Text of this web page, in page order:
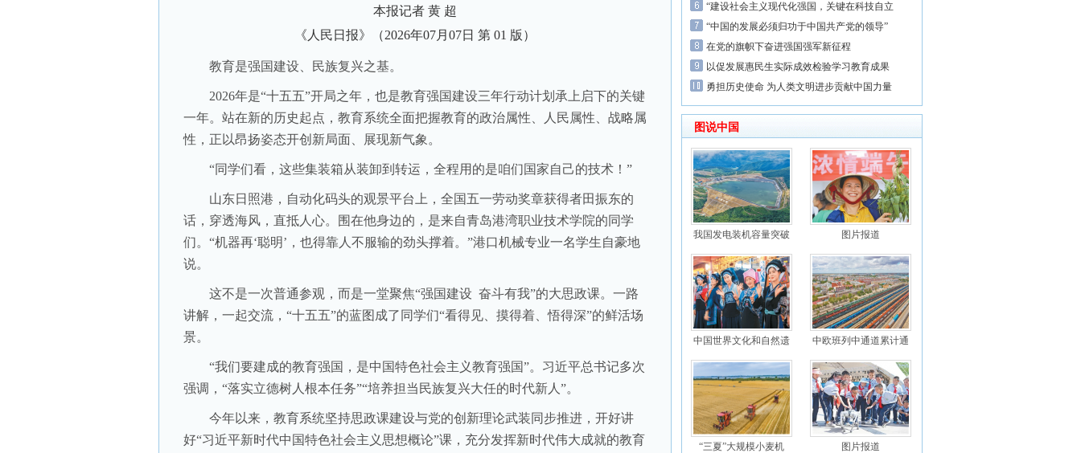
本报记者 黄 超
《人民日报》（2026年07月07日 第 01 版）
教育是强国建设、民族复兴之基。
2026年是“十五五”开局之年，也是教育强国建设三年行动计划承上启下的关键
一年。站在新的历史起点，教育系统全面把握教育的政治属性、人民属性、战略属
性，正以昂扬姿态开创新局面、展现新气象。
“同学们看，这些集装箱从装卸到转运，全程用的是咱们国家自己的技术！”
山东日照港，自动化码头的观景平台上，全国五一劳动奖章获得者田振东的
话，穿透海风，直抵人心。围在他身边的，是来自青岛港湾职业技术学院的同学
们。“机器再‘聪明’，也得靠人不服输的劲头撑着。”港口机械专业一名学生自豪地
说。
这不是一次普通参观，而是一堂聚焦“强国建设 奋斗有我”的大思政课。一路
讲解，一起交流，“十五五”的蓝图成了同学们“看得见、摸得着、悟得深”的鲜活场
景。
“我们要建成的教育强国，是中国特色社会主义教育强国”。习近平总书记多次
强调，“落实立德树人根本任务”“培养担当民族复兴大任的时代新人”。
今年以来，教育系统坚持思政课建设与党的创新理论武装同步推进，开好讲
好“习近平新时代中国特色社会主义思想概论”课，充分发挥新时代伟大成就的教育
“建设社会主义现代化强国，关键在科技自立
“中国的发展必须归功于中国共产党的领导”
在党的旗帜下奋进强国强军新征程
以促发展惠民生实际成效检验学习教育成果
勇担历史使命 为人类文明进步贡献中国力量
图说中国
我国发电装机容量突破 图片报道
中国世界文化和自然遗 中欧班列中通道累计通
“三夏”大规模小麦机 图片报道